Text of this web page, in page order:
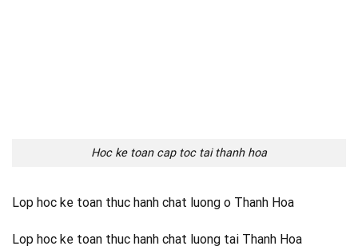
Hoc ke toan cap toc tai thanh hoa
Lop hoc ke toan thuc hanh chat luong o Thanh Hoa
Lop hoc ke toan thuc hanh chat luong tai Thanh Hoa